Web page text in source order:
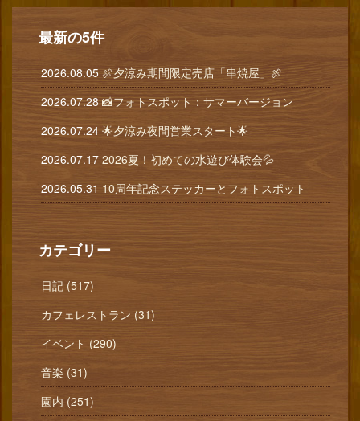
最新の5件
2026.08.05 🍖夕涼み期間限定売店「串焼屋」🍖
2026.07.28 📸フォトスポット：サマーバージョン
2026.07.24 🌟夕涼み夜間営業スタート🌟
2026.07.17 2026夏！初めての水遊び体験会💦
2026.05.31 10周年記念ステッカーとフォトスポット
カテゴリー
日記 (517)
カフェレストラン (31)
イベント (290)
音楽 (31)
園内 (251)